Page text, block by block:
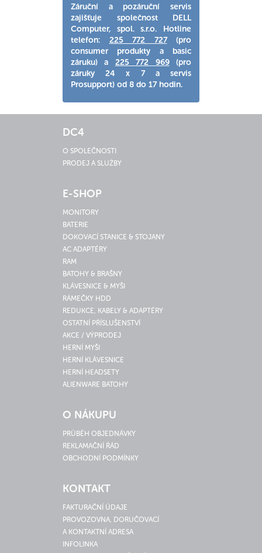
Záruční a pozáruční servis
zajišťuje společnost DELL
Computer, spol. s.r.o. Hotline
telefon: 225 772 727(pro
consumer produkty a basic
záruku) a 225 772 969(pro
záruky 24 x 7 a servis
Prosupport) od 8 do 17 hodin.
DC4
O SPOLEČNOSTI
PRODEJ A SLUŽBY
E-SHOP
MONITORY
BATERIE
DOKOVACÍ STANICE & STOJANY
AC ADAPTÉRY
RAM
BATOHY & BRAŠNY
KLÁVESNICE & MYŠI
RÁMEČKY HDD
REDUKCE, KABELY & ADAPTÉRY
OSTATNÍ PŘÍSLUŠENSTVÍ
AKCE / VÝPRODEJ
HERNÍ MYŠI
HERNÍ KLÁVESNICE
HERNÍ HEADSETY
ALIENWARE BATOHY
O NÁKUPU
PRŮBĚH OBJEDNÁVKY
REKLAMAČNÍ ŘÁD
OBCHODNÍ PODMÍNKY
KONTAKT
FAKTURAČNÍ ÚDAJE
PROVOZOVNA, DORUČOVACÍ
A KONTAKTNÍ ADRESA
INFOLINKA